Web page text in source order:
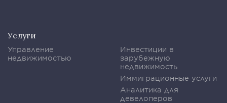
Услуги
Управление
недвижимостью
Инвестиции в
зарубежную
недвижимость
Иммиграционные услуги
Аналитика для
девелоперов